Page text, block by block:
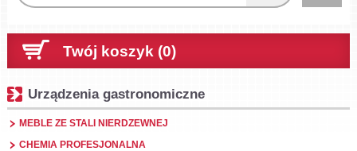
Twój koszyk (0)
Urządzenia gastronomiczne
MEBLE ZE STALI NIERDZEWNEJ
CHEMIA PROFESJONALNA